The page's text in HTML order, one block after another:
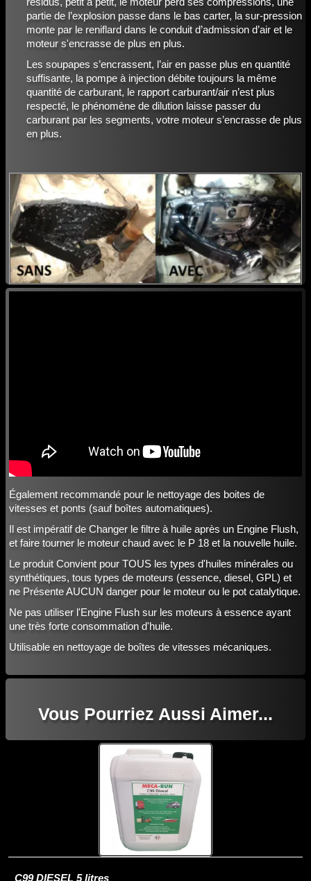
partie de l’explosion passe dans le bas carter, la sur-pression
monte par le reniflard dans le conduit d’admission d’air et le
moteur s'encrasse de plus en plus.
Les soupapes s’encrassent, l’air en passe plus en quantité
suffisante, la pompe à injection débite toujours la même
quantité de carburant, le rapport carburant/air n’est plus
respecté, le phénomène de dilution laisse passer du
carburant par les segments, votre moteur s’encrasse de plus
en plus.
Également recommandé pour le nettoyage des boites de
vitesses et ponts (sauf boîtes automatiques).
Il est impératif de Changer le filtre à huile après un Engine Flush,
et faire tourner le moteur chaud avec le P 18 et la nouvelle huile.
Le produit Convient pour TOUS les types d'huiles minérales ou
synthétiques, tous types de moteurs (essence, diesel, GPL) et
ne Présente AUCUN danger pour le moteur ou le pot catalytique.
Ne pas utiliser l'Engine Flush sur les moteurs à essence ayant
une très forte consommation d'huile.
Utilisable en nettoyage de boîtes de vitesses mécaniques.
Vous Pourriez Aussi Aimer...
C99 DIESEL 5 litres